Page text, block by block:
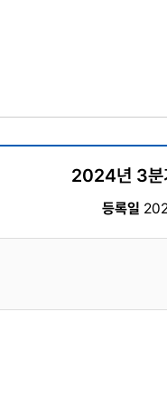
2024년 3분
등록일